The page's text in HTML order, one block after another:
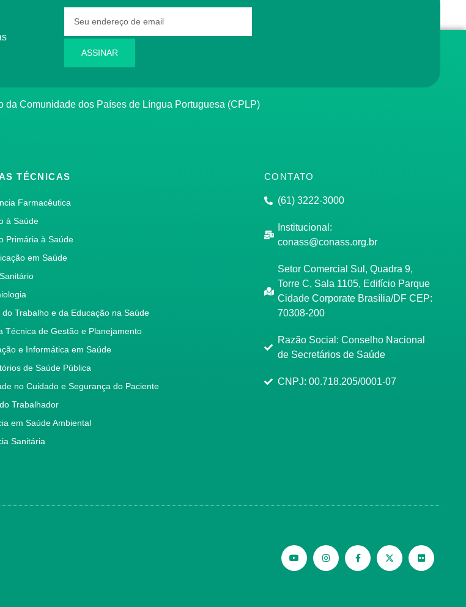
ASSINAR
da Comunidade dos Países de Língua Portuguesa (CPLP)
TÉCNICAS
Farmacêutica
à Saúde
Primária à Saúde
em Saúde
do Trabalho e da Educação na Saúde
Técnica de Gestão e Planejamento
e Informática em Saúde
de Saúde Pública
no Cuidado e Segurança do Paciente
Trabalhador
em Saúde Ambiental
Sanitária
CONTATO
(61) 3222-3000
Institucional:
conass@conass.org.br
Setor Comercial Sul, Quadra 9,
Torre C, Sala 1105, Edifício Parque
Cidade Corporate Brasília/DF CEP:
70308-200
Razão Social: Conselho Nacional
de Secretários de Saúde
CNPJ: 00.718.205/0001-07